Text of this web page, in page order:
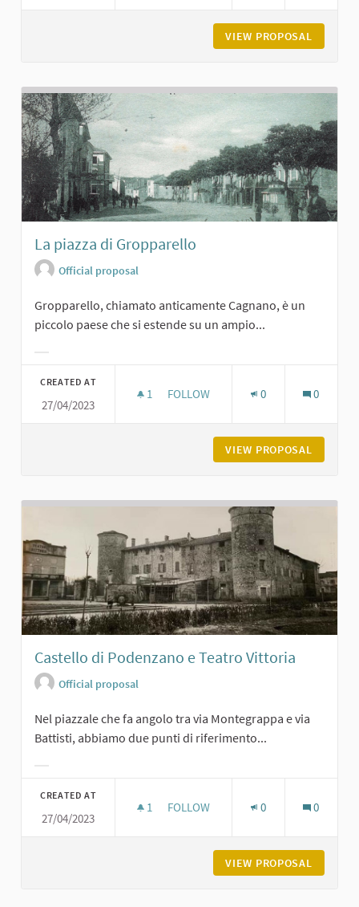
VIEW PROPOSAL
La piazza di Gropparello
Official proposal
Gropparello, chiamato anticamente Cagnano, è un
piccolo paese che si estende su un ampio...
CREATED AT
27/04/2023
1 1 FOLLOWER
FOLLOW 0 0
VIEW PROPOSAL
Castello di Podenzano e Teatro Vittoria
Official proposal
Nel piazzale che fa angolo tra via Montegrappa e via
Battisti, abbiamo due punti di riferimento...
CREATED AT
27/04/2023
1 1 FOLLOWER
FOLLOW 0 0
VIEW PROPOSAL